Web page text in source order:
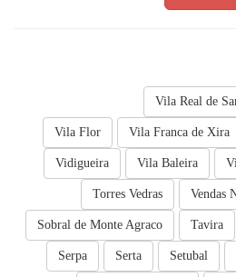
Vila Real de
Vila Franca de Xira
Vila Flor
Vila Baleira
Vidigueira
Vendas
Torres Vedras
Tavira
Sobral de Monte Agraco
Setubal
Serta
Serpa